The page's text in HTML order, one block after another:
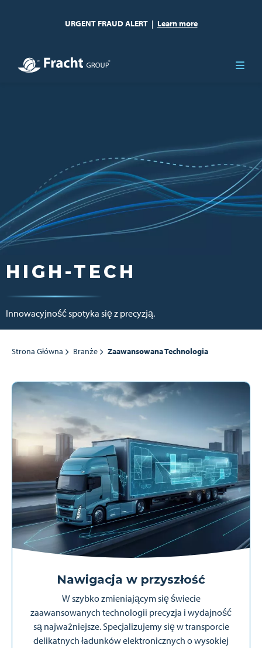
URGENT FRAUD ALERT | Learn more
HIGH-TECH
Innowacyjność spotyka się z precyzją.
Strona Główna Branże Zaawansowana Technologia
Nawigacja w przyszłość
W szybko zmieniającym się świecie
zaawansowanych technologii precyzja i wydajność
są najważniejsze. Specjalizujemy się w transporcie
delikatnych ładunków elektronicznych o wysokiej